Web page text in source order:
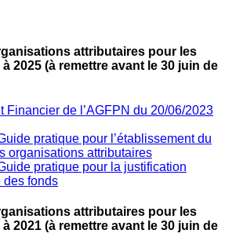
attributaires pour les
2025 (à remettre avant le 30 juin de
Financier de l’AGFPN du 20/06/2023
pratique pour l’établissement du
organisations attributaires
pratique pour la justification
des fonds
attributaires pour les
2021 (à remettre avant le 30 juin de